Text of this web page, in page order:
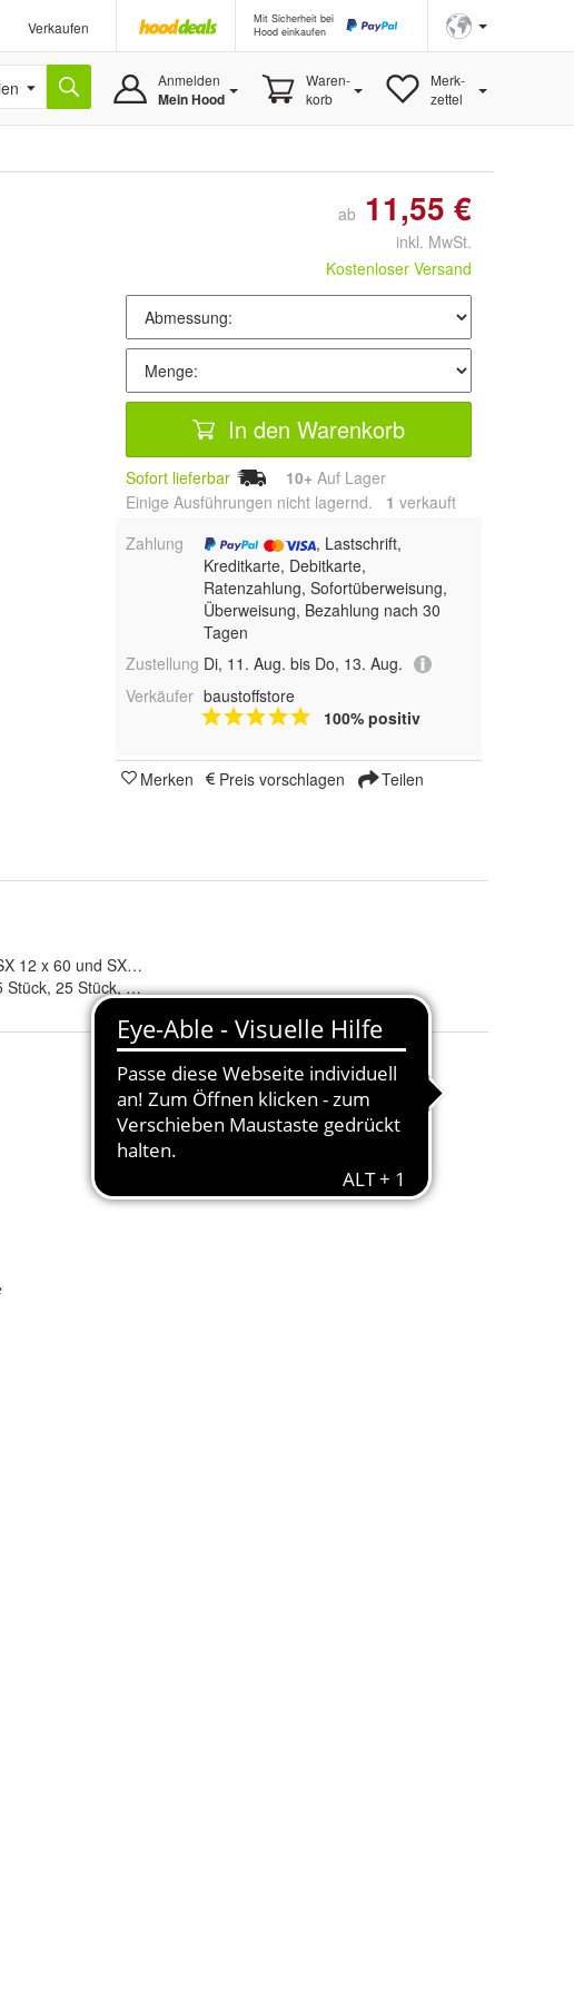
Verkaufen
Mit Sicherheit bei
Hood einkaufen
Anmelden
Mein Hood
Waren-
korb
Merk-
zettel
ab 11,55 €
inkl. MwSt.
Kostenloser Versand
In den Warenkorb
Sofort lieferbar 10+ Auf Lager
Einige Ausführungen nicht lagernd. 1 verkauft
Zahlung
, Lastschrift,
Kreditkarte, Debitkarte,
Ratenzahlung, Sofortüberweisung,
Überweisung, Bezahlung nach 30
Tagen
Zustellung Di, 11. Aug. bis Do, 13. Aug.
Verkäufer baustoffstore
100% positiv
Merken Preis vorschlagen Teilen
SX 12 x 60 und SX 14 x 70
5 Stück, 25 Stück, 10 Stück und 20 Stück